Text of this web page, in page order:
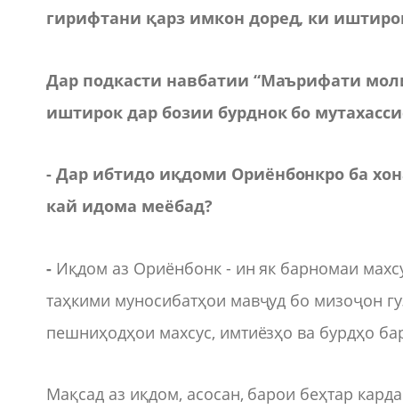
гирифтани қарзимкон доред, ки
Дар подкасти навбатии “Маърифати
иштирок дар бозии бурднок бо
- Дар ибтидоиқдоми Ориёнбонкро ба
кай идома меёбад?
- Иқдом аз Ориёнбонк - ин як барномаи
таҳкими муносибатҳои мавҷуд бо мизоҷон
пешниҳодҳои махсус, имтиёзҳо ва бурдҳо
Мақсад аз иқдом, асосан, барои беҳтар